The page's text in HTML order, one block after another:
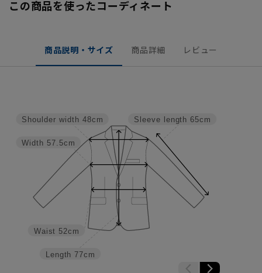
この商品を使ったコーディネート
商品説明・サイズ 商品詳細 レビュー
Sleeve length 65cm
Length 77cm
Waist 52cm
Width 57.5cm
Shoulder width 48cm